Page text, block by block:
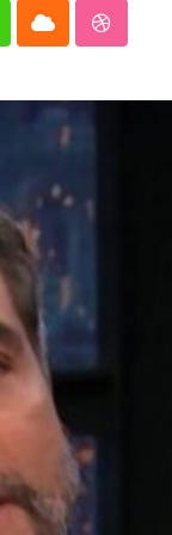
Cloud